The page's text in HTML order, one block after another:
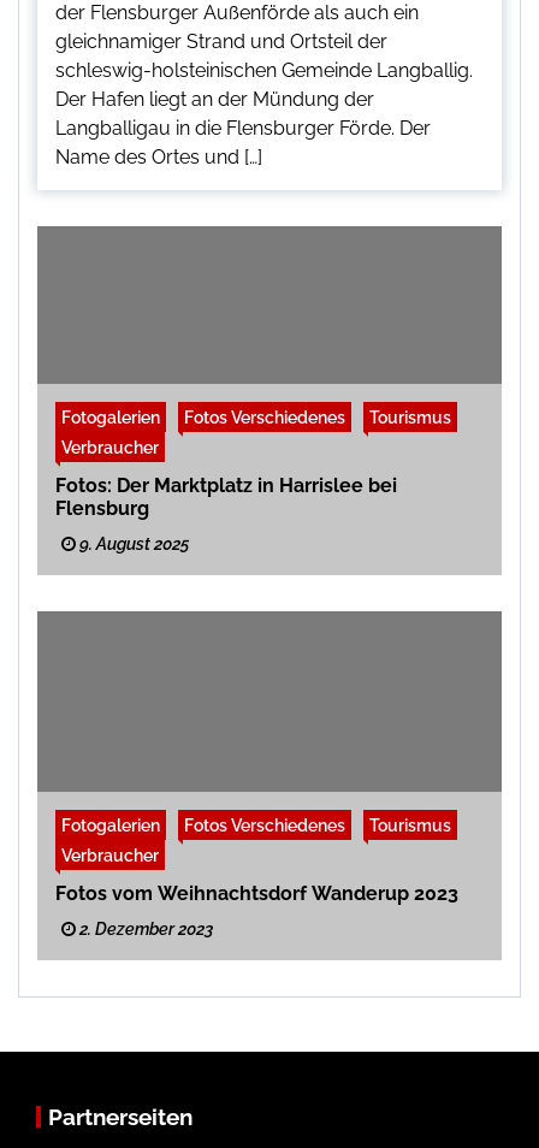
der Flensburger Außenförde als auch ein
gleichnamiger Strand und Ortsteil der
schleswig-holsteinischen Gemeinde Langballig.
Der Hafen liegt an der Mündung der
Langballigau in die Flensburger Förde. Der
Name des Ortes und […]
Fotogalerien Fotos Verschiedenes
Tourismus
Verbraucher
Fotos: Der Marktplatz in Harrislee bei
Flensburg
9. August 2025
Fotogalerien Fotos Verschiedenes
Tourismus
Verbraucher
Fotos vom Weihnachtsdorf Wanderup 2023
2. Dezember 2023
Partnerseiten